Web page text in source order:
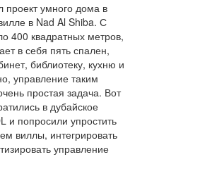
проект умного дома в
в Nad Al Shiba. С
400 квадратных метров,
в себя пять спален,
библиотеку, кухню и
управление таким
простая задача. Вот
в дубайское
и попросили упростить
виллы, интегрировать
управление